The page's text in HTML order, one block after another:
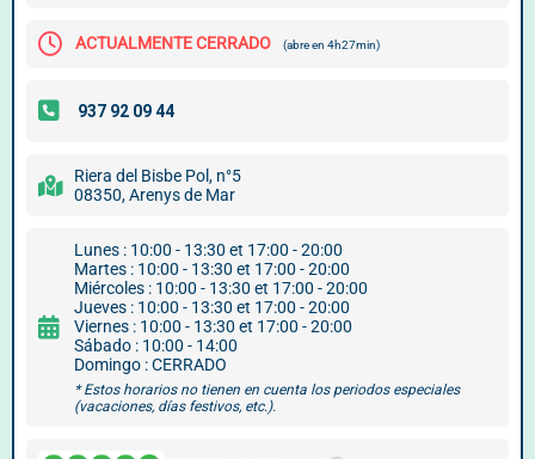
ACTUALMENTE CERRADO (abre en 4h27min)
Riera del Bisbe Pol, n°5
08350, Arenys de Mar
Lunes : 10:00 - 13:30 et 17:00 - 20:00
Martes : 10:00 - 13:30 et 17:00 - 20:00
Miércoles : 10:00 - 13:30 et 17:00 - 20:00
Jueves : 10:00 - 13:30 et 17:00 - 20:00
Viernes : 10:00 - 13:30 et 17:00 - 20:00
Sábado : 10:00 - 14:00
Domingo : CERRADO
* Estos horarios no tienen en cuenta los periodos especiales
(vacaciones, días festivos, etc.).